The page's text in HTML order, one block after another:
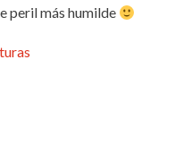
peril más humilde